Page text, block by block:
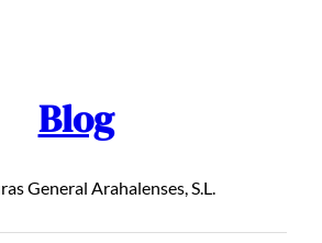
Blog
General Arahalenses, S.L.